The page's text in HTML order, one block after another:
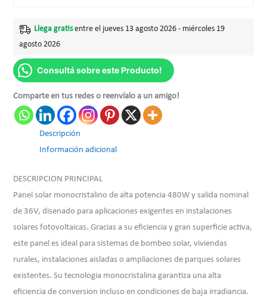
Llega gratisentre el jueves 13 agosto 2026 - miércoles 19
agosto 2026
Consultá sobre este Producto!
Comparte en tus redes o reenvíalo a un amigo!
Descripción
Información adicional
DESCRIPCION PRINCIPAL
Panel solar monocristalino de alta potencia 480W y salida nominal
de 36V, disenado para aplicaciones exigentes en instalaciones
solares fotovoltaicas. Gracias a su eficiencia y gran superficie activa,
este panel es ideal para sistemas de bombeo solar, viviendas
rurales, instalaciones aisladas o ampliaciones de parques solares
existentes. Su tecnologia monocristalina garantiza una alta
eficiencia de conversion incluso en condiciones de baja irradiancia.